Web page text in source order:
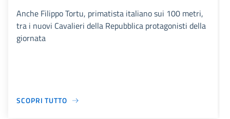
Anche Filippo Tortu, primatista italiano sui 100 metri,
tra i nuovi Cavalieri della Repubblica protagonisti della
giornata
SCOPRI TUTTO